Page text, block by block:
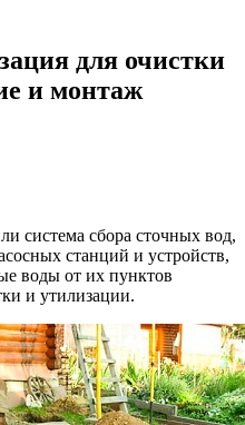
для очистки
и монтаж
система сбора сточных вод,
станций и устройств,
воды от их пунктов
и утилизации.